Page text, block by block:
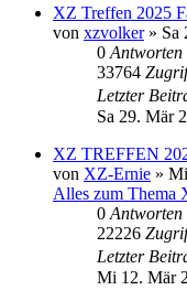
XZ Treffen 2025
von xzvolker» Sa
0 Antworten
33764
Letzter
Sa 29. Mär
XZ TREFFEN
von XZ-Ernie »
Alles zum Thema
0 Antworten
22226
Letzter
Mi 12. Mär